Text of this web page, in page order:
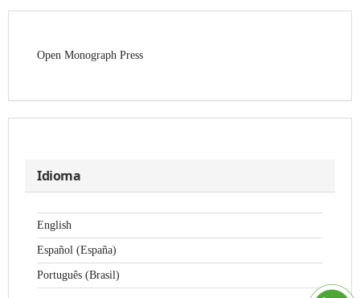
Open Monograph Press
Idioma
English
Español (España)
Português (Brasil)